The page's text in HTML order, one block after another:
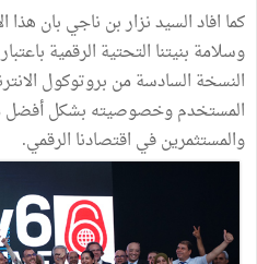
كما افاد السيد نزار بن ناجي بان
وسلامة بنيتنا التحتية الرقمية
النسخة السادسة من بروتوكول
المستخدم وخصوصيته بشكل أفضل
والمستثمرين في اقتصادنا الرقمي.